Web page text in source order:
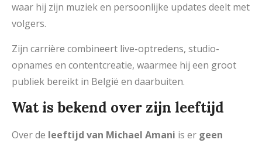
waar hij zijn muziek en persoonlijke updates deelt met
volgers.
Zijn carrière combineert live-optredens, studio-
opnames en contentcreatie, waarmee hij een groot
publiek bereikt in België en daarbuiten.
Wat is bekend over zijn leeftijd
Over de leeftijd van Michael Amani is er geen